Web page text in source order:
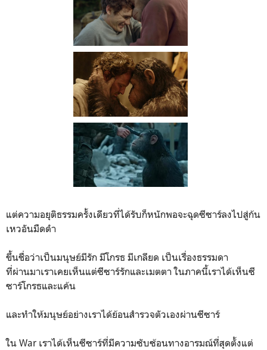
แต่ความอยุติธรรมครั้งเดียวที่ได้รับก็หนักพอจะฉุดซีซาร์ลงไปสู่ก้น
เหวอันมืดดำ
ขึ้นชื่อว่าเป็นมนุษย์มีรัก มีโกรธ มีเกลียด เป็นเรื่องธรรมดา
ที่ผ่านมาเราเคยเห็นแต่ซีซาร์รักและเมตตา ในภาคนี้เราได้เห็นซี
ซาร์โกรธและแค้น
และทำให้มนุษย์อย่างเราได้ย้อนสำรวจตัวเองผ่านซีซาร์
ใน War เราได้เห็นซีซาร์ที่มีความซับซ้อนทางอารมณ์ที่สุดตั้งแต่